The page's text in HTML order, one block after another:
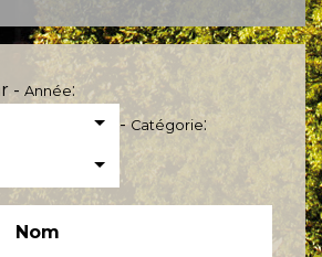
- Année:
- Catégorie:
Nom